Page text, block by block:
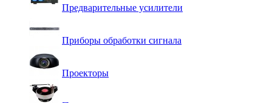
Предварительные усилители
Приборы обработки сигнала
Проекторы